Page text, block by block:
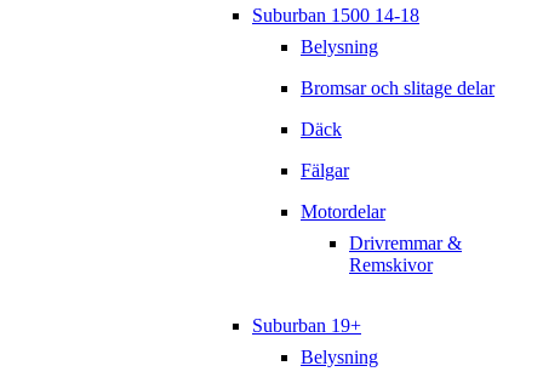
Suburban 1500 14-18
Belysning
Bromsar och slitage delar
Däck
Fälgar
Motordelar
Drivremmar &
Remskivor
Suburban 19+
Belysning